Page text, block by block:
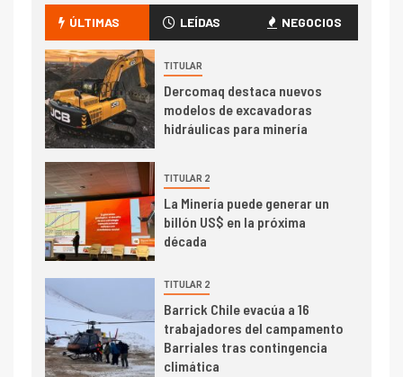
camión 100% eléctrico para
transportar cátodos al Puerto
2
Producción minera en mayo de
3
PIB minero impacta el
crecimiento regional: Banco
trimestre
I+D
Informe bimensual de
Cochilco: precio del cobre
alcanza máximos por escasez
ÚLTIMAS LEÍDAS NEGOCIOS
TITULAR
Dercomaq destaca nuevos
modelos de excavadoras
hidráulicas para minería
TITULAR 2
La Minería puede generar un
billón US$ en la próxima
década
TITULAR 2
Barrick Chile evacúa a 16
trabajadores del campamento
Barriales tras contingencia
climática